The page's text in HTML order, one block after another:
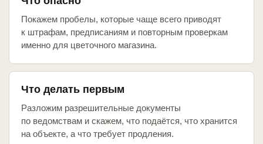
Покажем пробелы, которые чаще всего приводят
к штрафам, предписаниям и повторным проверкам
именно для цветочного магазина.
Что делать первым
Разложим разрешительные документы
по ведомствам и скажем, что подаётся, что хранится
на объекте, а что требует продления.